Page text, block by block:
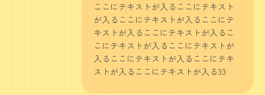
ここにテキストが入るここにテキスト
が入るここにテキストが入るここにテ
キストが入るここにテキストが入るこ
こにテキストが入るここにテキストが
入るここにテキストが入るここにテキ
ストが入るここにテキストが入る33